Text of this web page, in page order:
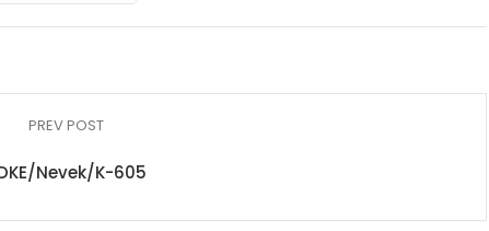
PREV POST
Nevek/K-605